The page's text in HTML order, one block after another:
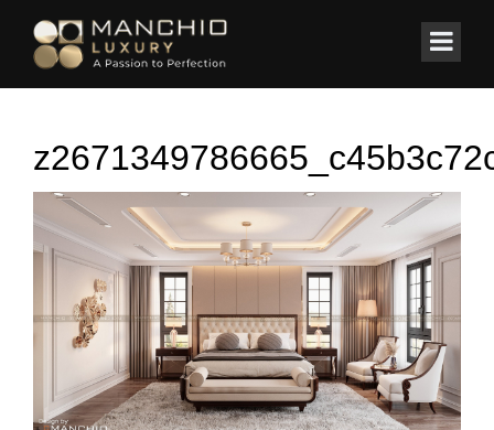
Home/BIỆT THỰ/ Biệt thự Thiên đường Bảo Sơn ( Mr. Thắng )